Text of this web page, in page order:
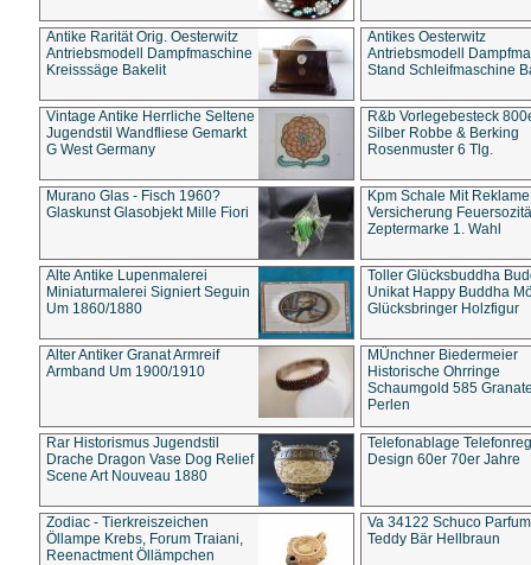
Antike Rarität Orig. Oesterwitz
Antriebsmodell Dampfmaschine
Kreisssäge Bakelit
Antikes Oesterwitz
Antriebsmodell
Stand Schleifmaschine
Vintage Antike Herrliche Seltene
Jugendstil Wandfliese Gemarkt
G West Germany
R&b Vorlegebesteck
Silber Robbe & Berking
Rosenmuster 6 Tlg.
Murano Glas - Fisch 1960?
Glaskunst Glasobjekt Mille Fiori
Kpm Schale Mit Reklame
Versicherung
Zeptermarke 1. Wahl
Alte Antike Lupenmalerei
Miniaturmalerei Signiert Seguin
Um 1860/1880
Toller Glücksbuddha
Unikat Happy Buddha
Glücksbringer Holzfigur
Alter Antiker Granat Armreif
Armband Um 1900/1910
MÜnchner Biedermeier
Historische Ohrringe
Schaumgold 585
Perlen
Rar Historismus Jugendstil
Drache Dragon Vase Dog Relief
Scene Art Nouveau 1880
Telefonablage
Design 60er 70er Jahre
Zodiac - Tierkreiszeichen
Öllampe Krebs, Forum Traiani,
Reenactment Öllämpchen
Va 34122 Schuco
Teddy Bär Hellbraun